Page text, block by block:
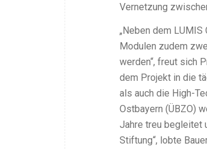
Vernetzung
„Neben dem
Modulen zudem
werden“, freut sich
dem Projekt in die
als auch die High-
Ostbayern (ÜBZO)
Jahre treu begleitet
Stiftung“, lobte